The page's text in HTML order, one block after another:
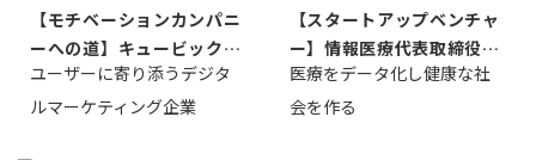
【モチベーションカンパニ
ーへの道】キュービック代
表取締役CE...
ユーザーに寄り添うデジタ
ルマーケティング企業
【スタートアップベンチャ
ー】情報医療代表取締役
原 聖吾
医療をデータ化し健康な社
会を作る